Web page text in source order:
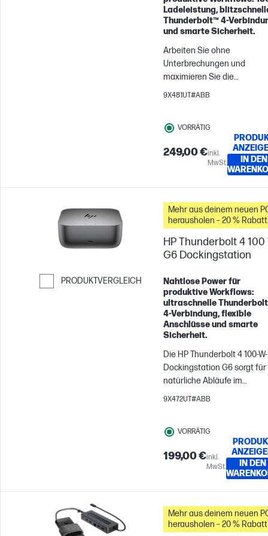
Ladeleistung,
Thunderbolt™ 4-
und smarte Sicherheit.
Arbeiten Sie ohne
Unterbrechungen und
maximieren Sie die
Produktivität mit der
180 W G6-Dockingstation.
Verwalten, verbinden und
versorgen Sie Ihre
Lieblingsgeräte mühelos mit
9X481UT#ABB
VORRÄTIG
249,00 €inkl.
MwSt.
IN DEN
PRODUKTVERGLEICH
Weiter zum Vergleichen
Mehr aus deinem neuen
herausholen – 20 % Rabatt
auf Zubehör
HP Thunderbolt 4 100
G6 Dockingstation
Nahtlose Power für
produktive Workflows:
ultraschnelle
4-Verbindung, flexible
Anschlüsse und smarte
Sicherheit.
Die HP Thunderbolt 4 100-W-
Dockingstation G6 sorgt für
natürliche Abläufe im
Arbeitsalltag. Konzentrieren
reibungslosen
zu Ihren Geräten und Strom,
der zur Verfügung steht,
immer Sie ihn brauchen. Mit
9X472UT#ABB
VORRÄTIG
199,00 €inkl.
MwSt.
IN DEN
Mehr aus deinem neuen
herausholen – 20 %